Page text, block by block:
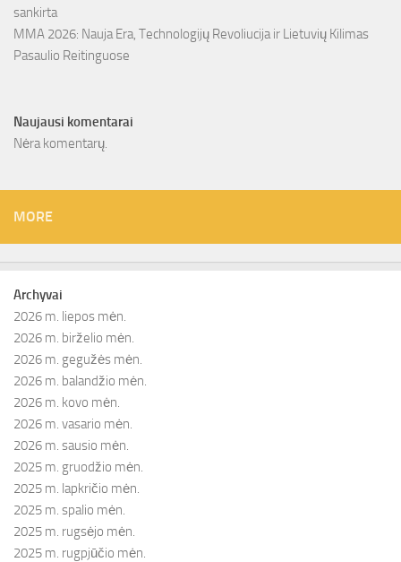
sankirta
MMA 2026: Nauja Era, Technologijų Revoliucija ir Lietuvių Kilimas
Pasaulio Reitinguose
Naujausi komentarai
Nėra komentarų.
MORE
Archyvai
2026 m. liepos mėn.
2026 m. birželio mėn.
2026 m. gegužės mėn.
2026 m. balandžio mėn.
2026 m. kovo mėn.
2026 m. vasario mėn.
2026 m. sausio mėn.
2025 m. gruodžio mėn.
2025 m. lapkričio mėn.
2025 m. spalio mėn.
2025 m. rugsėjo mėn.
2025 m. rugpjūčio mėn.